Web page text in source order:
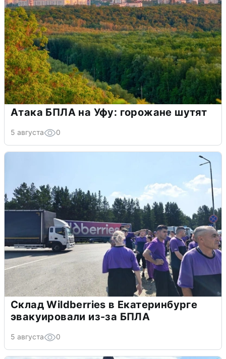
Атака БПЛА на Уфу: горожане шутят
5 августа 0
Склад Wildberries в Екатеринбурге
эвакуировали из-за БПЛА
5 августа 0